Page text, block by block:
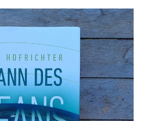
Rotes
Gold